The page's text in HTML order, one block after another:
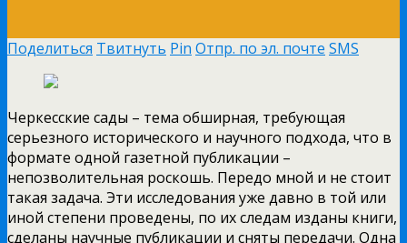
Поделиться Твитнуть Pin Отпр. по эл. почте SMS
Черкесские сады – тема обширная, требующая
серьезного исторического и научного подхода, что в
формате одной газетной публикации –
непозволительная роскошь. Передо мной и не стоит
такая задача. Эти исследования уже давно в той или
иной степени проведены, по их следам изданы книги,
сделаны научные публикации и сняты передачи. Одна